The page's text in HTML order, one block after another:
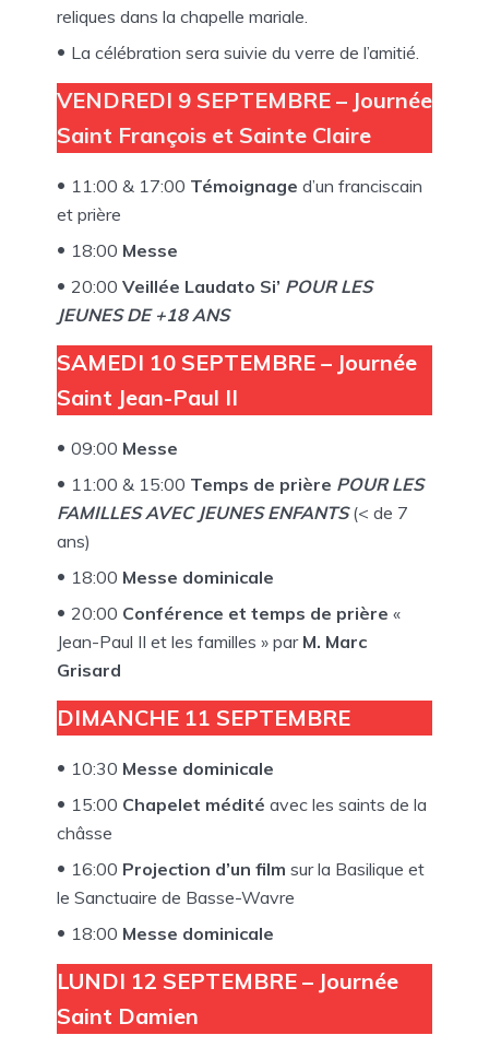
reliques dans la chapelle mariale.
La célébration sera suivie du verre de l’amitié.
VENDREDI 9 SEPTEMBRE – Journée
Saint François et Sainte Claire
11:00 & 17:00 Témoignage d’un franciscain
et prière
18:00 Messe
20:00 Veillée Laudato Si’ POUR LES
JEUNES DE +18 ANS
SAMEDI 10 SEPTEMBRE – Journée
Saint Jean-Paul II
09:00 Messe
11:00 & 15:00 Temps de prière POUR LES
FAMILLES AVEC JEUNES ENFANTS(< de 7
ans)
18:00 Messe dominicale
20:00 Conférence et temps de prière «
Jean-Paul II et les familles » par M. Marc
Grisard
DIMANCHE 11 SEPTEMBRE
10:30 Messe dominicale
15:00 Chapelet médité avec les saints de la
châsse
16:00 Projection d’un film sur la Basilique et
le Sanctuaire de Basse-Wavre
18:00 Messe dominicale
LUNDI 12 SEPTEMBRE – Journée
Saint Damien